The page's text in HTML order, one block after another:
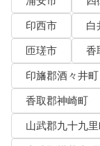
印西市
白
匝瑳市
香
印旛郡酒々井町
香取郡神崎町
山武郡九十九